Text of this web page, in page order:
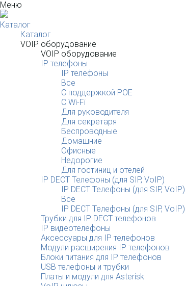
Меню
Каталог
Каталог
VOIP оборудование
VOIP оборудование
IP телефоны
IP телефоны
Все
С поддержкой POE
C Wi-Fi
Для руководителя
Для секретаря
Беспроводные
Домашние
Офисные
Недорогие
Для гостиниц и отелей
IP DECT Телефоны (для SIP, VoIP)
IP DECT Телефоны (для SIP, VoIP)
Все
IP DECT Телефоны (для SIP, VoIP)
Трубки для IP DECT телефонов
IP видеотелефоны
Аксессуары для IP телефонов
Модули расширения IP телефонов
Блоки питания для IP телефонов
USB телефоны и трубки
Платы и модули для Asterisk